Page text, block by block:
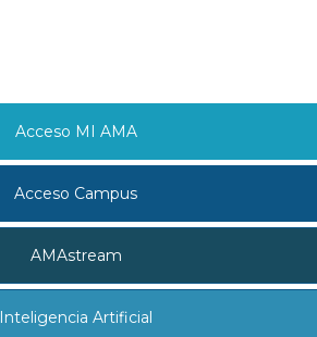
Acceso MI AMA
Acceso Campus
AMAstream
Inteligencia Artificial